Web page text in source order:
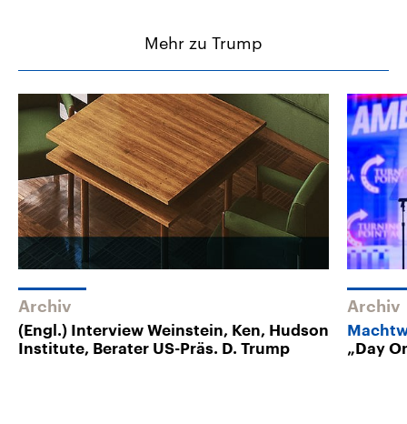
Mehr zu Trump
Archiv
(Engl.) Interview Weinstein, Ken, Hudson
Institute, Berater US-Präs. D. Trump
Archiv
„Day